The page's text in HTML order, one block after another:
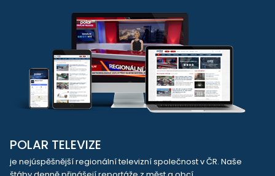
POLAR TELEVIZE
je nejúspěšnější regionální televizní společnost v ČR. Naše